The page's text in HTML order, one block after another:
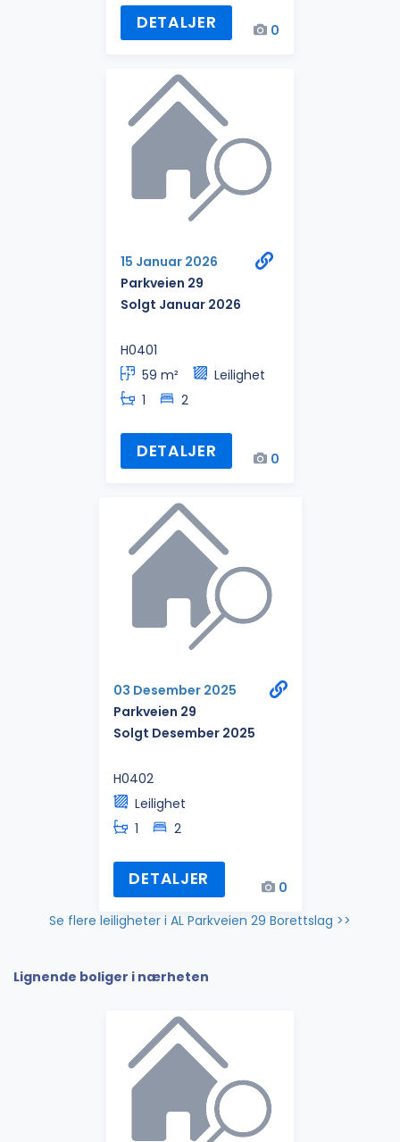
DETALJER 0
15 Januar 2026
Parkveien 29
Solgt Januar 2026
H0401
59 m²
Leilighet
1
2
DETALJER 0
03 Desember 2025
Parkveien 29
Solgt Desember 2025
H0402
Leilighet
1
2
DETALJER
0
Se flere leiligheter i AL Parkveien 29 Borettslag >>
Lignende boliger i nærheten